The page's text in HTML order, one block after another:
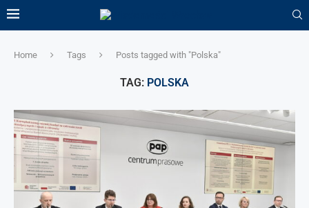
Home Tags Posts tagged with "Polska"
TAG: POLSKA